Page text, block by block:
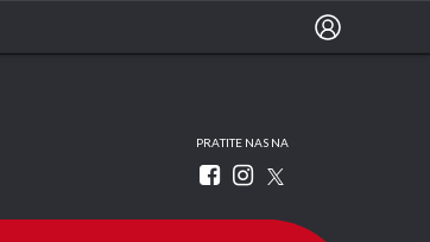
PRATITE NAS NA